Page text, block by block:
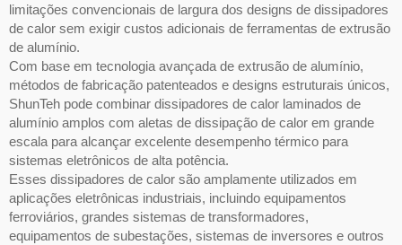
limitações convencionais de largura dos designs de dissipadores
de calor sem exigir custos adicionais de ferramentas de extrusão
de alumínio.
Com base em tecnologia avançada de extrusão de alumínio,
métodos de fabricação patenteados e designs estruturais únicos,
ShunTeh pode combinar dissipadores de calor laminados de
alumínio amplos com aletas de dissipação de calor em grande
escala para alcançar excelente desempenho térmico para
sistemas eletrônicos de alta potência.
Esses dissipadores de calor são amplamente utilizados em
aplicações eletrônicas industriais, incluindo equipamentos
ferroviários, grandes sistemas de transformadores,
equipamentos de subestações, sistemas de inversores e outros